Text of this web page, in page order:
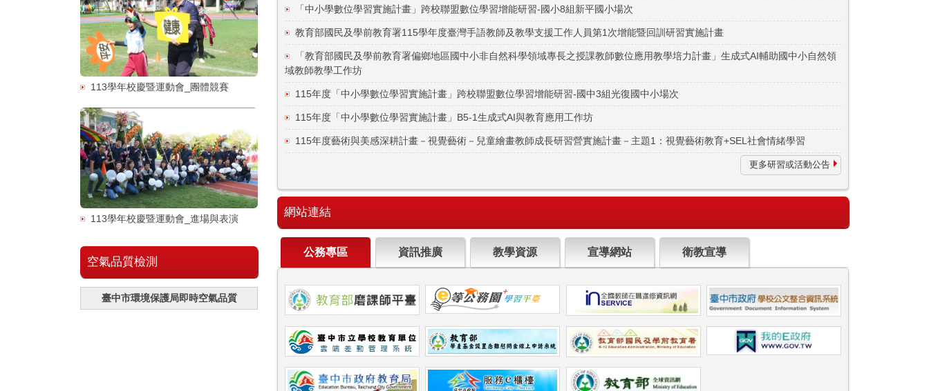
113學年校慶暨運動會_團體競賽
113學年校慶暨運動會_進場與表演
空氣品質檢測
臺中市環境保護局即時空氣品質
「中小學數位學習實施計畫」跨校聯盟數位學習增能研習-國小8組新平國小場次
教育部國民及學前教育署115學年度臺灣手語教師及教學支援工作人員第1次增能暨回訓研習實施計畫
「教育部國民及學前教育署偏鄉地區國中小非自然科學領域專長之授課教師數位應用教學培力計畫」生成式AI輔助國中小自然領
域教師教學工作坊
115年度「中小學數位學習實施計畫」跨校聯盟數位學習增能研習-國中3組光復國中小場次
115年度「中小學數位學習實施計畫」B5-1生成式AI與教育應用工作坊
115年度藝術與美感深耕計畫－視覺藝術－兒童繪畫教師成長研習營實施計畫－主題1：視覺藝術教育+SEL社會情緒學習
更多研習或活動公告
網站連結
公務專區 資訊推廣 教學資源 宣導網站 衛教宣導